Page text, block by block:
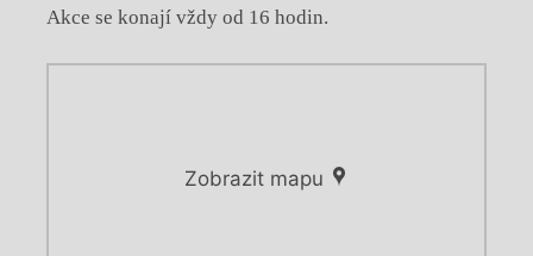
Akce se konají vždy od 16 hodin.
Zobrazit mapu